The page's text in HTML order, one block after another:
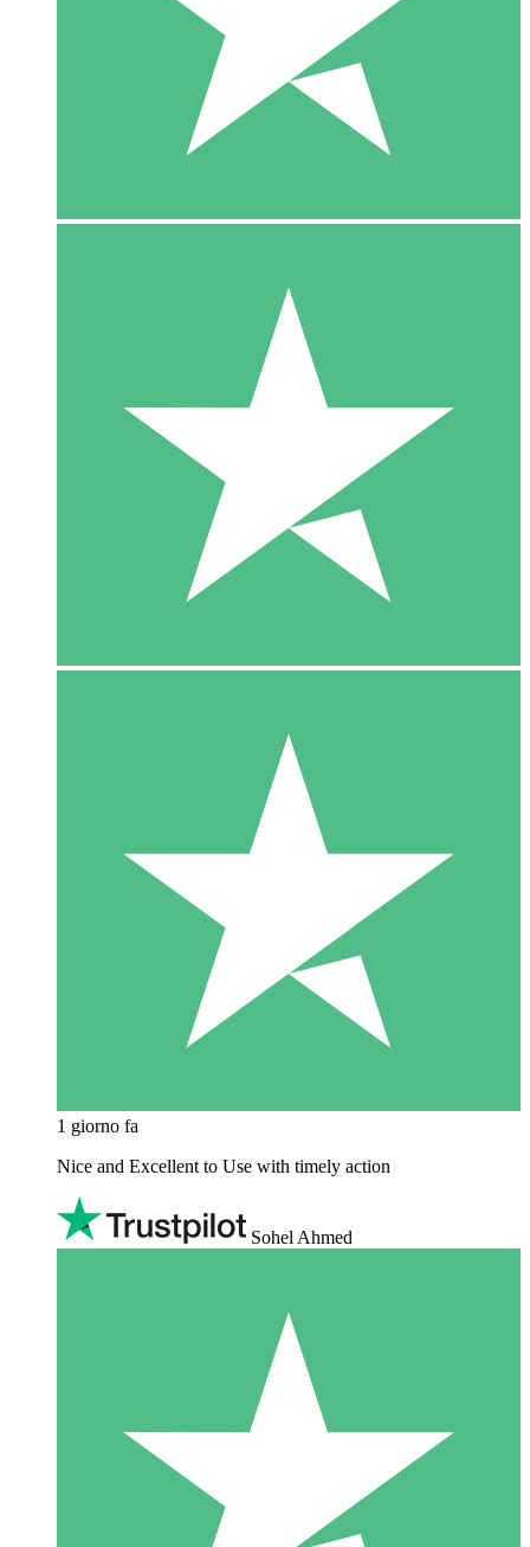
1 giorno fa
Nice and Excellent to Use with timely action
Sohel Ahmed